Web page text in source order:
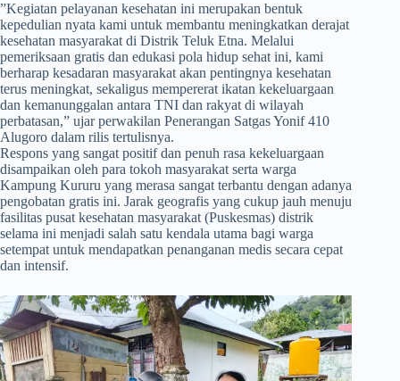
​”Kegiatan pelayanan kesehatan ini merupakan bentuk
kepedulian nyata kami untuk membantu meningkatkan derajat
kesehatan masyarakat di Distrik Teluk Etna. Melalui
pemeriksaan gratis dan edukasi pola hidup sehat ini, kami
berharap kesadaran masyarakat akan pentingnya kesehatan
terus meningkat, sekaligus mempererat ikatan kekeluargaan
dan kemanunggalan antara TNI dan rakyat di wilayah
perbatasan,” ujar perwakilan Penerangan Satgas Yonif 410
Alugoro dalam rilis tertulisnya.
Respons yang sangat positif dan penuh rasa kekeluargaan
disampaikan oleh para tokoh masyarakat serta warga
Kampung Kururu yang merasa sangat terbantu dengan adanya
pengobatan gratis ini. Jarak geografis yang cukup jauh menuju
fasilitas pusat kesehatan masyarakat (Puskesmas) distrik
selama ini menjadi salah satu kendala utama bagi warga
setempat untuk mendapatkan penanganan medis secara cepat
dan intensif.